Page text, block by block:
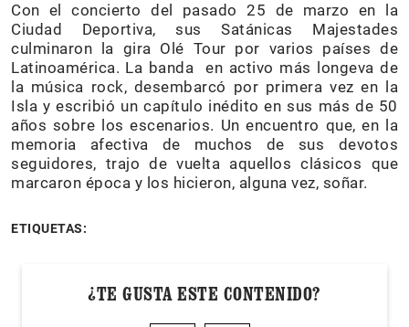
Con el concierto del pasado 25 de marzo en la
Ciudad Deportiva, sus Satánicas Majestades
culminaron la gira Olé Tour por varios países de
Latinoamérica. La banda en activo más longeva de
la música rock, desembarcó por primera vez en la
Isla y escribió un capítulo inédito en sus más de 50
años sobre los escenarios. Un encuentro que, en la
memoria afectiva de muchos de sus devotos
seguidores, trajo de vuelta aquellos clásicos que
marcaron época y los hicieron, alguna vez, soñar.
ETIQUETAS:
¿TE GUSTA ESTE CONTENIDO?